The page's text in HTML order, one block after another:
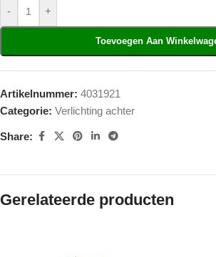
- +
Toevoegen Aan
Artikelnummer: 4031921
Categorie: Verlichting achter
Share:
Gerelateerde producten